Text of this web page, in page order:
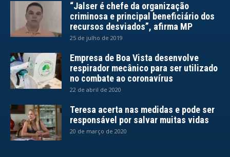
“Jalser é chefe da organização
criminosa e principal beneficiário dos
recursos desviados”, afirma MP
25 de julho de 2019
Empresa de Boa Vista desenvolve
respirador mecânico para ser utilizado
no combate ao coronavírus
22 de abril de 2020
Teresa acerta nas medidas e pode ser
responsável por salvar muitas vidas
20 de março de 2020